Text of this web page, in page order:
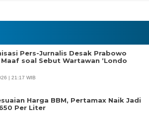
Pers-Jurnalis Desak Prabowo
soal Sebut Wartawan ‘Londo
| 21:17 WIB
Harga BBM, Pertamax Naik Jadi
Per Liter